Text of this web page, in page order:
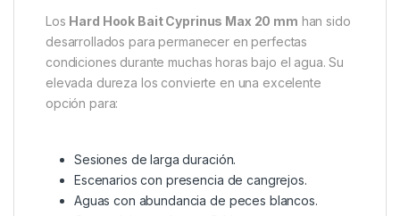
Su formulación semisoluble permite una liberación
progresiva de los atrayentes, generando una señal
alimenticia constante alrededor del montaje sin
Máxima resistencia para largas
sesiones